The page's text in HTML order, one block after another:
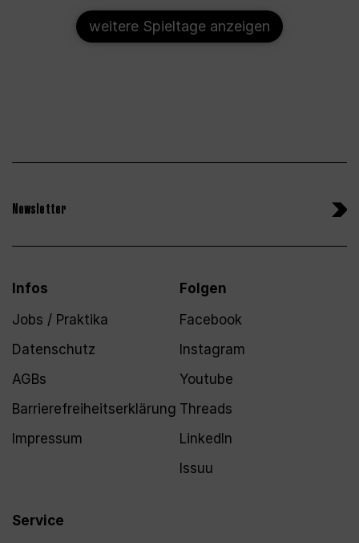
weitere Spieltage anzeigen
Newsletter
Infos
Jobs / Praktika
Datenschutz
AGBs
Barrierefreiheitserklärung
Impressum
Service
Folgen
Facebook
Instagram
Youtube
Threads
LinkedIn
Issuu